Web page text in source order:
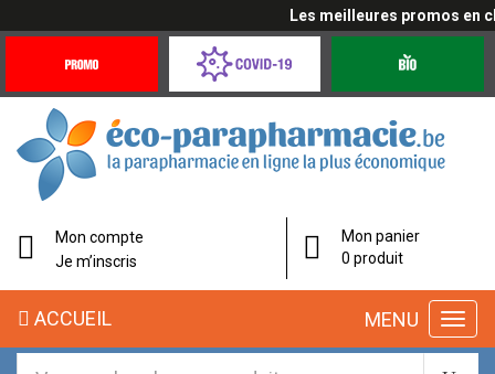
Les meilleures promos en
Offres
Coronavirus
éco-
parapharmacie.fr
éco-
parapharmacie.fr
Mon compte
Je m’inscris
Mon panier
0 produit
MENU
ACCUEIL